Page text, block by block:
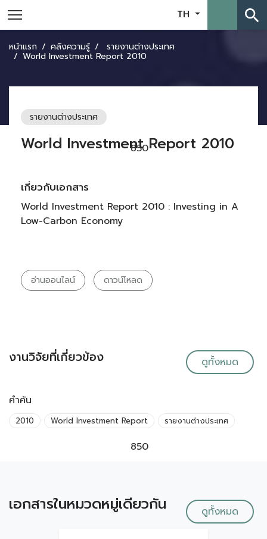
TH search
หน้าแรก คลังความรู้ รายงานต่างประเทศ
World Investment Report 2010
รายงานต่างประเทศ
850
World Investment Report 2010
เกี่ยวกับเอกสาร
World Investment Report 2010 : Investing in A
Low-Carbon Economy
อ่านออนไลน์ ดาวน์โหลด
งานวิจัยที่เกี่ยวข้อง ดูทั้งหมด
คำค้น
2010 World Investment Report รายงานต่างประเทศ
850
เอกสารในหมวดหมู่เดียวกัน ดูทั้งหมด